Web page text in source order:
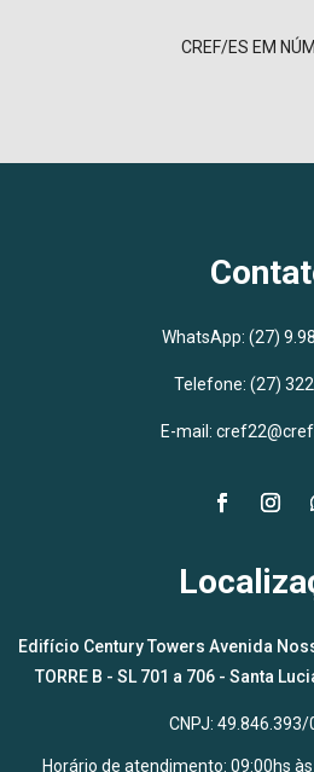
CREF/ES EM
WhatsApp: (27)
Telefone: (27)
E-mail:
Edifício Century Towers Avenida
TORRE B - SL 701 a 706 - Santa
CNPJ:
Horário de atendimento: 09:00hs